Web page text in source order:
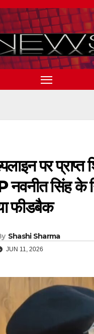
पर प्राप्त
नवनीत सिंह के
फीडबैक
Shashi Sharma
JUN 11, 2026